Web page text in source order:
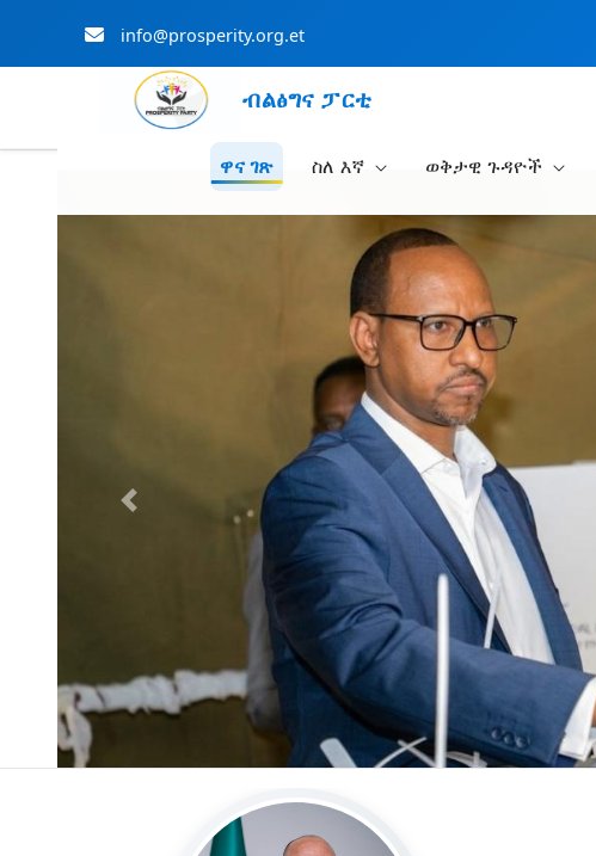
info@prosperity.org.et
ብልፅግና ፓርቲ
ዋና ገጽ ስለ እኛ ወቅታዊ ጉዳዮች
Previous